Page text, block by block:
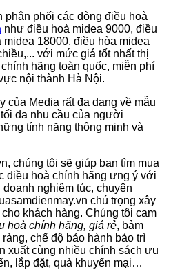
phân phối các dòng điều hoà
như điều hoà midea 9000, điều
18000, điều hòa midea
với mức giá tốt nhất thị
hãng toàn quốc, miễn phí
nội thành Hà Nội.
của Media rất đa dạng về mẫu
đa nhu cầu của người
tính năng thông minh và
chúng tôi sẽ giúp bạn tìm mua
điều hoà chính hãng ưng ý với
nghiêm túc, chuyên
chú trọng xây
khách hàng. Chúng tôi cam
hoà chính hãng, giá rẻ, bảm
chế độ bảo hành bảo trì
xuất cùng nhiều chính sách ưu
lắp đặt, quà khuyến mại…